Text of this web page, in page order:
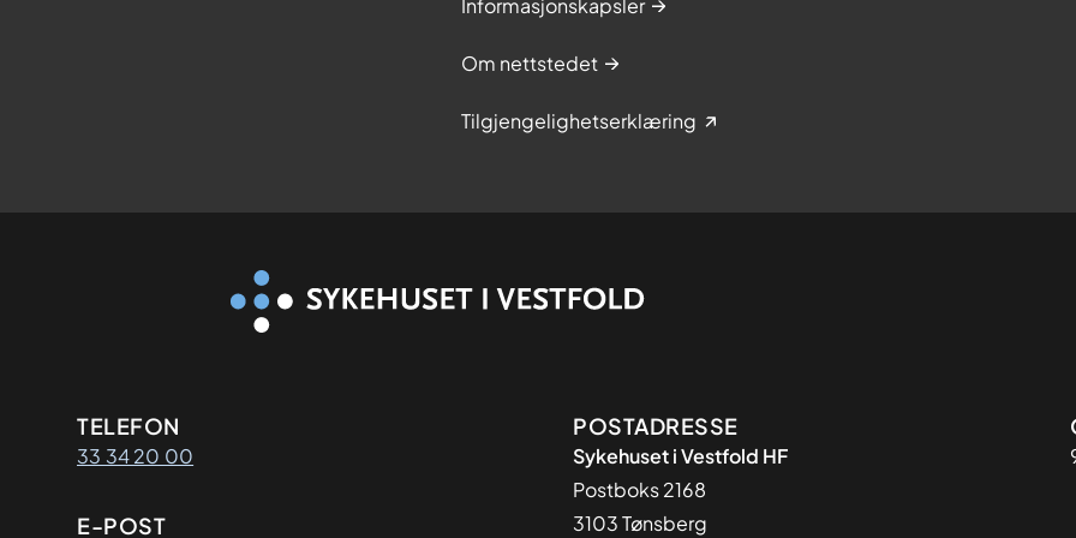
Informasjonskapsler
Om nettstedet
Tilgjengelighetserklæring
Kontaktinformasjon
TELEFON
33 34 20 00
E-POST
Adresse
POSTADRESSE
Sykehuset i Vestfold HF
Postboks 2168
3103 Tønsberg